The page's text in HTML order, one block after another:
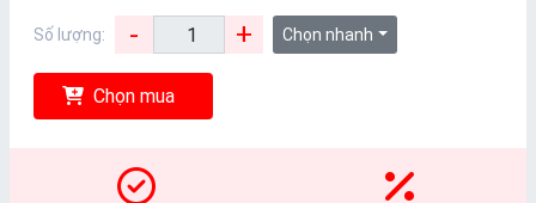
Số lượng: - + Chọn nhanh
Chọn mua